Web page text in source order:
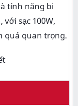
tính năng bị
sạc 100W,
quá quan trọng.